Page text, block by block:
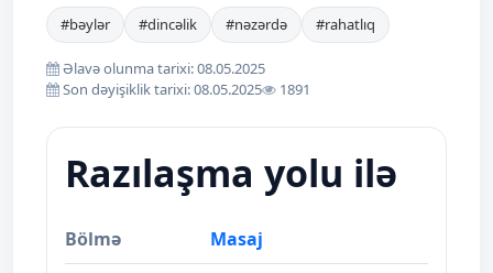
#bəylər #dincəlik #nəzərdə #rahatlıq
Əlavə olunma tarixi: 08.05.2025
Son dəyişiklik tarixi: 08.05.2025
1891
Razılaşma yolu ilə
Bölmə Masaj